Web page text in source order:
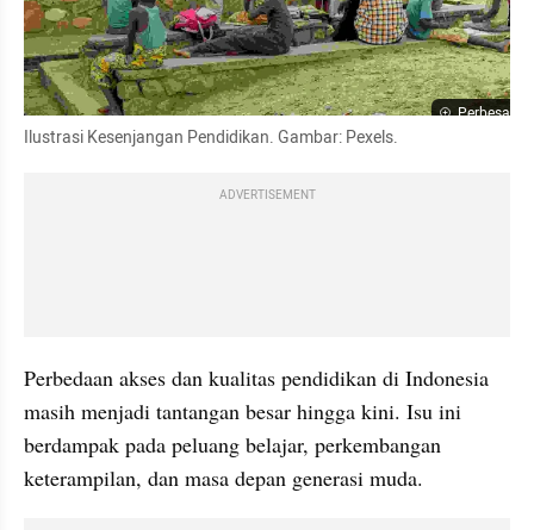
Perbesar
Ilustrasi Kesenjangan Pendidikan. Gambar: Pexels.
ADVERTISEMENT
Perbedaan akses dan kualitas pendidikan di Indonesia
masih menjadi tantangan besar hingga kini. Isu ini
berdampak pada peluang belajar, perkembangan
keterampilan, dan masa depan generasi muda.